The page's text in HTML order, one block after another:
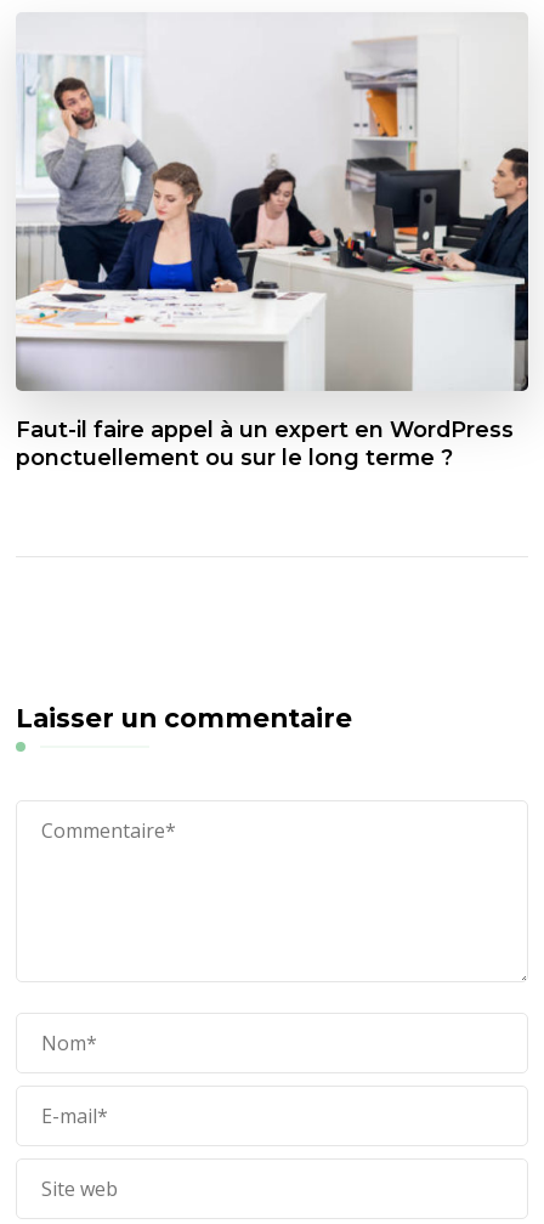
Faut-il faire appel à un expert en WordPress
ponctuellement ou sur le long terme ?
Laisser un commentaire